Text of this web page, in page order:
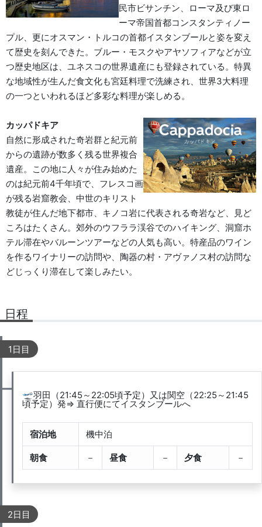
民市ビサンチン、ローマ及び東ロ
ーマ帝国首都コンスタンティノー
プル、更にオスマン・トルコの首都イスタンブールと姿を変え
て歴史を刻んできた。ブルー・モスクやアヤソフィアなどが立
つ歴史地区は、ユネスコの世界遺産にも登録されている。特異
な地域性が生んだ食文化も宮廷料理で洗練され、世界3大料理
の一つといわれるほど多彩な料理が楽しめる。
カッパドキア
自然に形成された奇岩群と紀元前
からの遺跡が数多く残る世界複合
遺産。この地に人々が住み始めた
のは紀元前4千年頃で、フレスコ画
が残る岩窟教会、中世のキリスト
教徒が住んだ地下都市、キノコ岩に代表される奇岩など、見ど
ころはたくさん。郊外のウフララ渓谷でのハイキング、洞窟ホ
テル滞在やバルーンツアーなどの人気も高い。特産品のワイン
を作るワイナリーの訪問や、陶器の村・アヴァノス村の訪問な
どじっくり滞在して楽しみたい。
日程
1日目
🛫羽田（21:45～22:05頃予定）又は関空（22:25～21:45
頃予定）発⇒ 直行便にてイスタンブールへ
宿泊地 機中泊
朝食 － 昼食 － 夕食 －
2日目